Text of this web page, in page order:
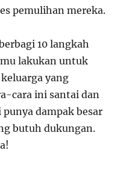
pemulihan mereka.
10 langkah
lakukan untuk
yang
cara ini santai dan
dampak besar
butuh dukungan.